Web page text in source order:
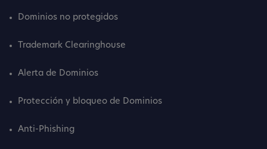
Dominios no protegidos
Trademark Clearinghouse
Alerta de Dominios
Protección y bloqueo de Dominios
Anti-Phishing